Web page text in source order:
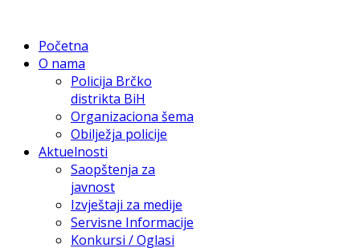
Početna
O nama
Policija Brčko
distrikta BiH
Organizaciona šema
Obilježja policije
Aktuelnosti
Saopštenja za
javnost
Izvještaji za medije
Servisne Informacije
Konkursi / Oglasi